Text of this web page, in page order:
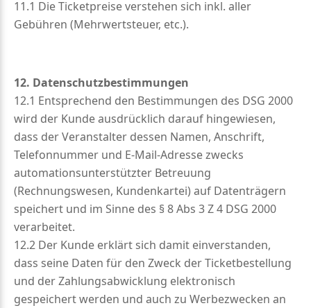
11.1 Die Ticketpreise verstehen sich inkl. aller
Gebühren (Mehrwertsteuer, etc.).
12. Datenschutzbestimmungen
12.1 Entsprechend den Bestimmungen des DSG 2000
wird der Kunde ausdrücklich darauf hingewiesen,
dass der Veranstalter dessen Namen, Anschrift,
Telefonnummer und E-Mail-Adresse zwecks
automationsunterstützter Betreuung
(Rechnungswesen, Kundenkartei) auf Datenträgern
speichert und im Sinne des § 8 Abs 3 Z 4 DSG 2000
verarbeitet.
12.2 Der Kunde erklärt sich damit einverstanden,
dass seine Daten für den Zweck der Ticketbestellung
und der Zahlungsabwicklung elektronisch
gespeichert werden und auch zu Werbezwecken an